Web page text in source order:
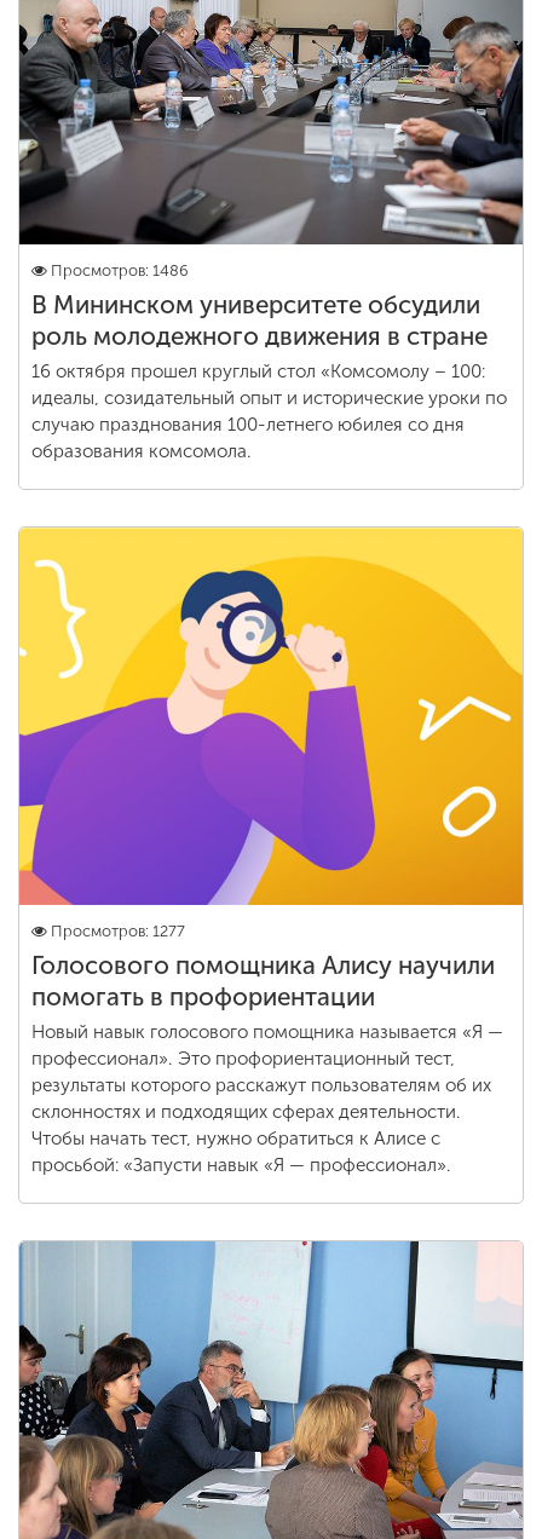
Просмотров: 1486
В Мининском университете обсудили
роль молодежного движения в стране
16 октября прошел круглый стол «Комсомолу – 100:
идеалы, созидательный опыт и исторические уроки по
случаю празднования 100-летнего юбилея со дня
образования комсомола.
Просмотров: 1277
Голосового помощника Алису научили
помогать в профориентации
Новый навык голосового помощника называется «Я —
профессионал». Это профориентационный тест,
результаты которого расскажут пользователям об их
склонностях и подходящих сферах деятельности.
Чтобы начать тест, нужно обратиться к Алисе с
просьбой: «Запусти навык «Я — профессионал».